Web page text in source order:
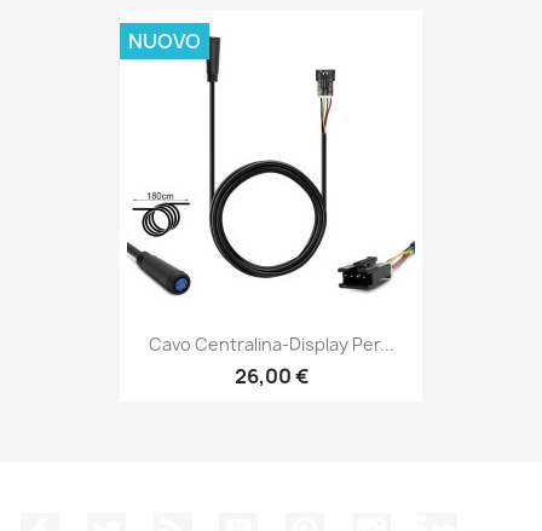
Cavo Centralina-Display Per...
26,00 €
NUOVO